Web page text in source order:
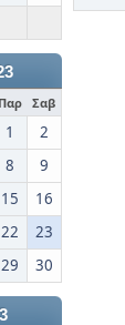
Παρ Σαβ
1
2
8
9
15
16
22
23
29 30